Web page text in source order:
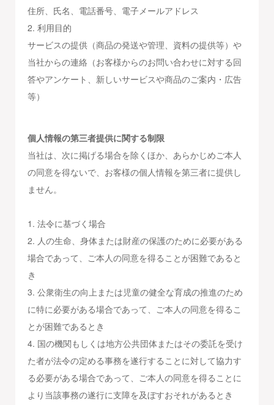
住所、氏名、電話番号、電子メールアドレス
2. 利用目的
サービスの提供（商品の発送や管理、資料の提供等）や
当社からの連絡（お客様からのお問い合わせに対する回
答やアンケート、新しいサービスや商品のご案内・広告
等）
個人情報の第三者提供に関する制限
当社は、次に掲げる場合を除くほか、あらかじめご本人
の同意を得ないで、お客様の個人情報を第三者に提供し
ません。
1. 法令に基づく場合
2. 人の生命、身体または財産の保護のために必要がある
場合であって、ご本人の同意を得ることが困難であると
き
3. 公衆衛生の向上または児童の健全な育成の推進のため
に特に必要がある場合であって、ご本人の同意を得るこ
とが困難であるとき
4. 国の機関もしくは地方公共団体またはその委託を受け
た者が法令の定める事務を遂行することに対して協力す
る必要がある場合であって、ご本人の同意を得ることに
より当該事務の遂行に支障を及ぼすおそれがあるとき